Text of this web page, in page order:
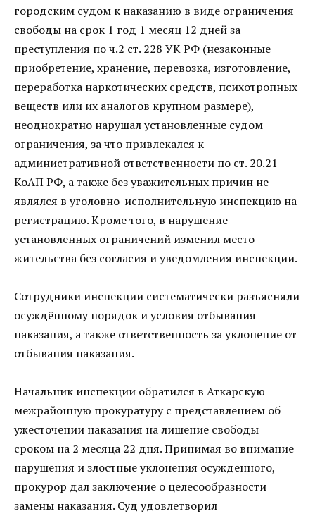
городским судом к наказанию в виде ограничения
свободы на срок 1 год 1 месяц 12 дней за
преступления по ч.2 ст. 228 УК РФ (незаконные
приобретение, хранение, перевозка, изготовление,
переработка наркотических средств, психотропных
веществ или их аналогов крупном размере),
неоднократно нарушал установленные судом
ограничения, за что привлекался к
административной ответственности по ст. 20.21
КоАП РФ, а также без уважительных причин не
являлся в уголовно-исполнительную инспекцию на
регистрацию. Кроме того, в нарушение
установленных ограничений изменил место
жительства без согласия и уведомления инспекции.
Сотрудники инспекции систематически разъясняли
осуждённому порядок и условия отбывания
наказания, а также ответственность за уклонение от
отбывания наказания.
Начальник инспекции обратился в Аткарскую
межрайонную прокуратуру с представлением об
ужесточении наказания на лишение свободы
сроком на 2 месяца 22 дня. Принимая во внимание
нарушения и злостные уклонения осужденного,
прокурор дал заключение о целесообразности
замены наказания. Суд удовлетворил